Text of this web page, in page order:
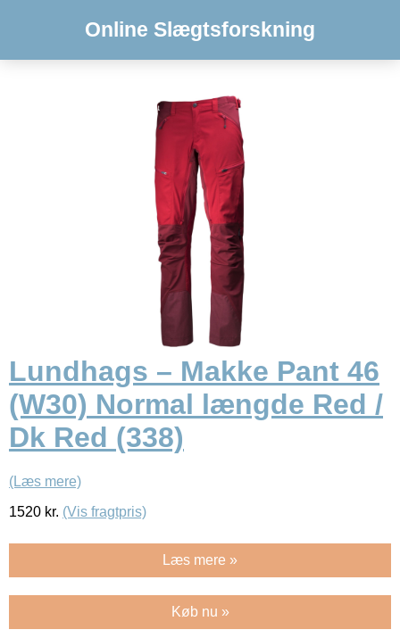
Online Slægtsforskning
Lundhags – Makke Pant 46
(W30) Normal længde Red /
Dk Red (338)
(Læs mere)
1520 kr. (Vis fragtpris)
Læs mere »
Køb nu »